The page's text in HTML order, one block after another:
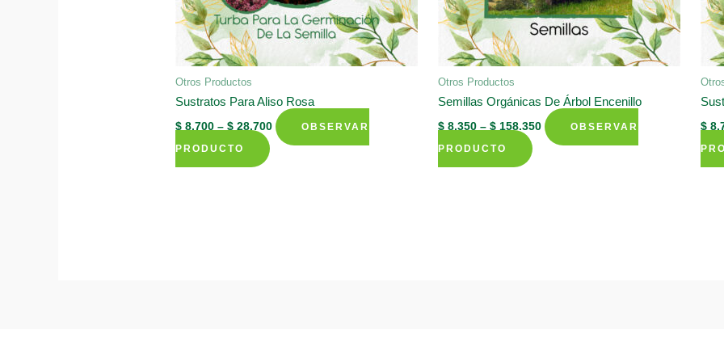
Otros Productos
Sustratos Para Aliso Rosa
$ 8.700 –$ 28.700
OBSERVAR
PRODUCTO
This
Otros Productos
Semillas Orgánicas De Árbol Encenillo
$ 8.350 –$ 158.350
OBSERVAR
PRODUCTO
This
$